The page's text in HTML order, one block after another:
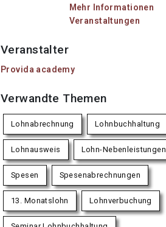
Mehr Informationen
Veranstaltungen
Veranstalter
Provida academy
Verwandte Themen
Lohnabrechnung Lohnbuchhaltung
Lohnausweis Lohn-Nebenleistungen
Spesen Spesenabrechnungen
13. Monatslohn Lohnverbuchung